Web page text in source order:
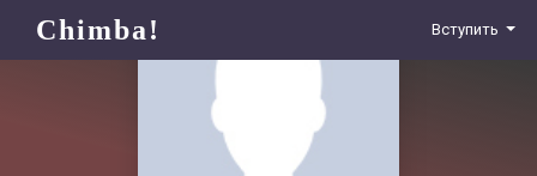
Chimba! Вступить